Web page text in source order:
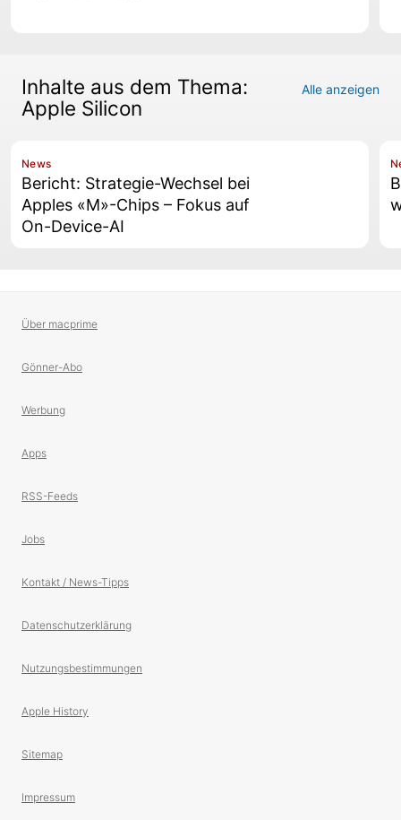
Inhalte aus dem Thema:
Apple Silicon
Alle anzeigen
News
Bericht: Strategie-Wechsel bei
Apples «M»-Chips – Fokus auf
On-Device-AI
Über macprime
Gönner-Abo
Werbung
Apps
RSS-Feeds
Jobs
Kontakt / News-Tipps
Datenschutzerklärung
Nutzungsbestimmungen
Apple History
Sitemap
Impressum